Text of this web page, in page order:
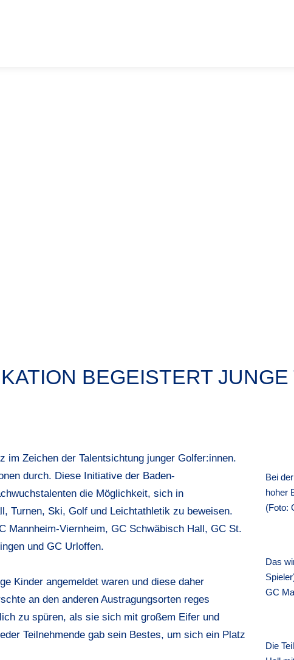
BEGEISTERT JUNGE
im Zeichen der Talentsichtung junger Golfer:innen.
durch. Diese Initiative der Baden-
die Möglichkeit, sich in
Turnen, Ski, Golf und Leichtathletik zu beweisen.
Mannheim-Viernheim, GC Schwäbisch Hall, GC St.
und GC Urloffen.
Kinder angemeldet waren und diese daher
an den anderen Austragungsorten reges
zu spüren, als sie sich mit großem Eifer und
Teilnehmende gab sein Bestes, um sich ein Platz
Bei
hoher
(Foto:
Das
GC
Die